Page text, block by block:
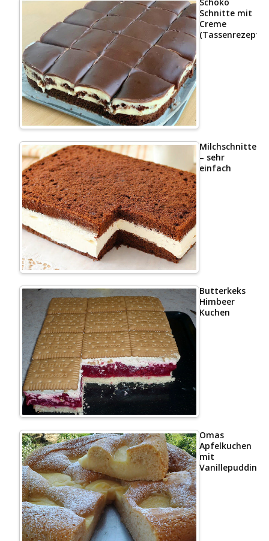
Schnitte mit
Creme
(Tassenrezept)
– sehr
einfach
Butterkeks
Himbeer
Kuchen
Omas
Apfelkuchen
mit
Vanillepudding